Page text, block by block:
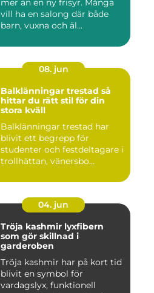
mer än en ny frisyr. Många
vill ha en salong där både
barn, vuxna och äl...
08. jun
Balklänningar trestad så
hittar du rätt stil för din
stora kväll
Balklänningar trestad har
blivit ett begrepp för
studenter och festdeltagare i
trollhättan, vänersbo...
04. jun
Tröja kashmir lyxfibern
som gör skillnad i
garderoben
Tröja kashmir har på kort tid
blivit en symbol för
vardagslyx, funktionell